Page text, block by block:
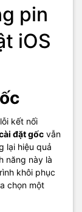
pin
iOS
kết nối
đặt gốc vẫn
lại hiệu quả
năng này là
khôi phục
chọn một